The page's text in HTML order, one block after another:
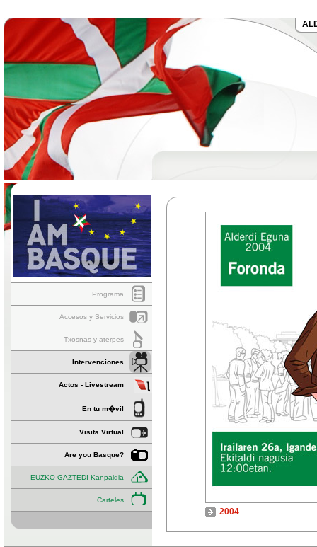
Programa
Accesos y Servicios
Txosnas y aterpes
Intervenciones
Actos - Livestream
En tu m�vil
Visita Virtual
Are you Basque?
EUZKO GAZTEDI Kanpaldia
Carteles
2004